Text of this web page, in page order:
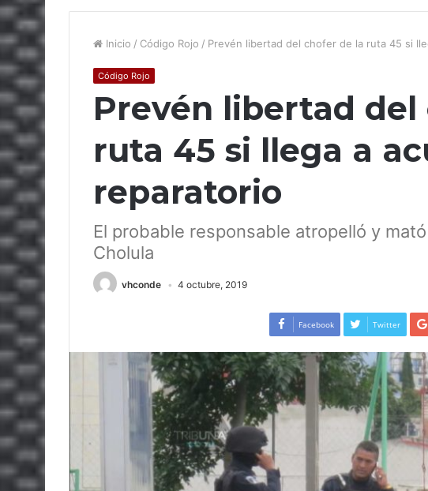
Inicio / Código Rojo / Prevén libertad del chofer de la ruta 45 si
Código Rojo
Prevén libertad del
ruta 45 si llega a
reparatorio
El probable responsable atropelló y
Cholula
vhconde 4 octubre, 2019
Facebook Twitter